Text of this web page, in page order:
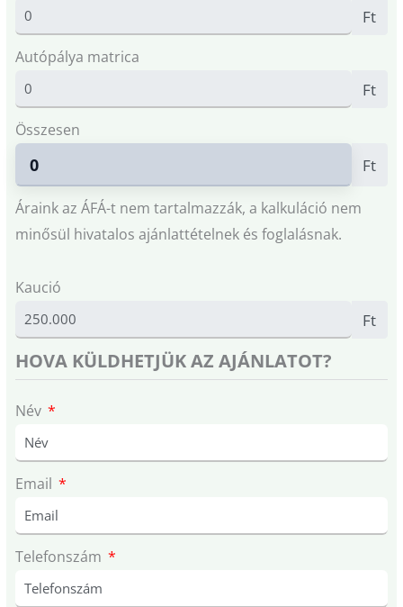
Ft
Autópálya matrica
Ft
Összesen
Ft
Áraink az ÁFÁ-t nem tartalmazzák, a kalkuláció nem
minősül hivatalos ajánlattételnek és foglalásnak.
Kaució
Ft
HOVA KÜLDHETJÜK AZ AJÁNLATOT?
Név
Email
Telefonszám